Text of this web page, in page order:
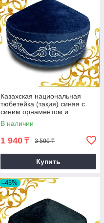
Казахская национальная
тюбетейка (тақия) синяя с
синим орнаментом и
оранжевой строчкой (2)
В наличии
1 940 ₸ 3 500 ₸
Купить
–45%